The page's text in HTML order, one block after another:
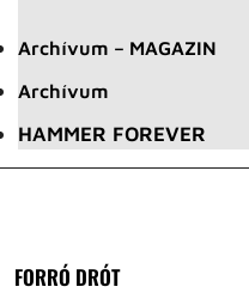
Archívum – MAGAZIN
Archívum
HAMMER FOREVER
FORRÓ DRÓT